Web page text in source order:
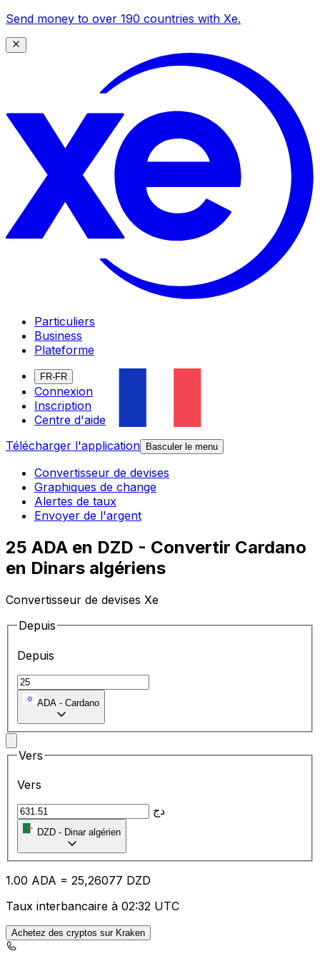
Send money to over 190 countries with Xe.
Particuliers
Business
Plateforme
FR-FR
Connexion
Inscription
Centre d'aide
Télécharger l'application
Basculer le menu
Convertisseur de devises
Graphiques de change
Alertes de taux
Envoyer de l'argent
25 ADA en DZD - Convertir Cardano
en Dinars algériens
Convertisseur de devises Xe
Depuis
Depuis
ADA - Cardano
Vers
Vers
دج
DZD - Dinar algérien
1.00 ADA = 25,26077 DZD
Taux interbancaire à 02:32 UTC
Achetez des cryptos sur Kraken